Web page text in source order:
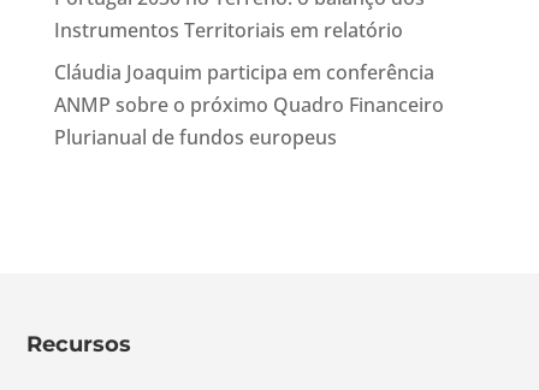
Instrumentos Territoriais em relatório
Cláudia Joaquim participa em conferência
ANMP sobre o próximo Quadro Financeiro
Plurianual de fundos europeus
Recursos